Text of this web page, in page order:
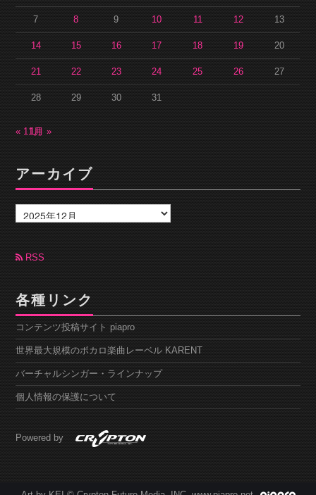
7 8 9 10 11 12 13
14 15 16 17 18 19 20
21 22 23 24 25 26 27
28 29 30 31
« 11月1月 »
アーカイブ
ー
カ
ブRSS
各種リンク
コンテンツ投稿サイト piapro
世界最大規模のボカロ楽曲レーベル KARENT
バーチャルシンガー・ラインナップ
個人情報の保護について
Powered by